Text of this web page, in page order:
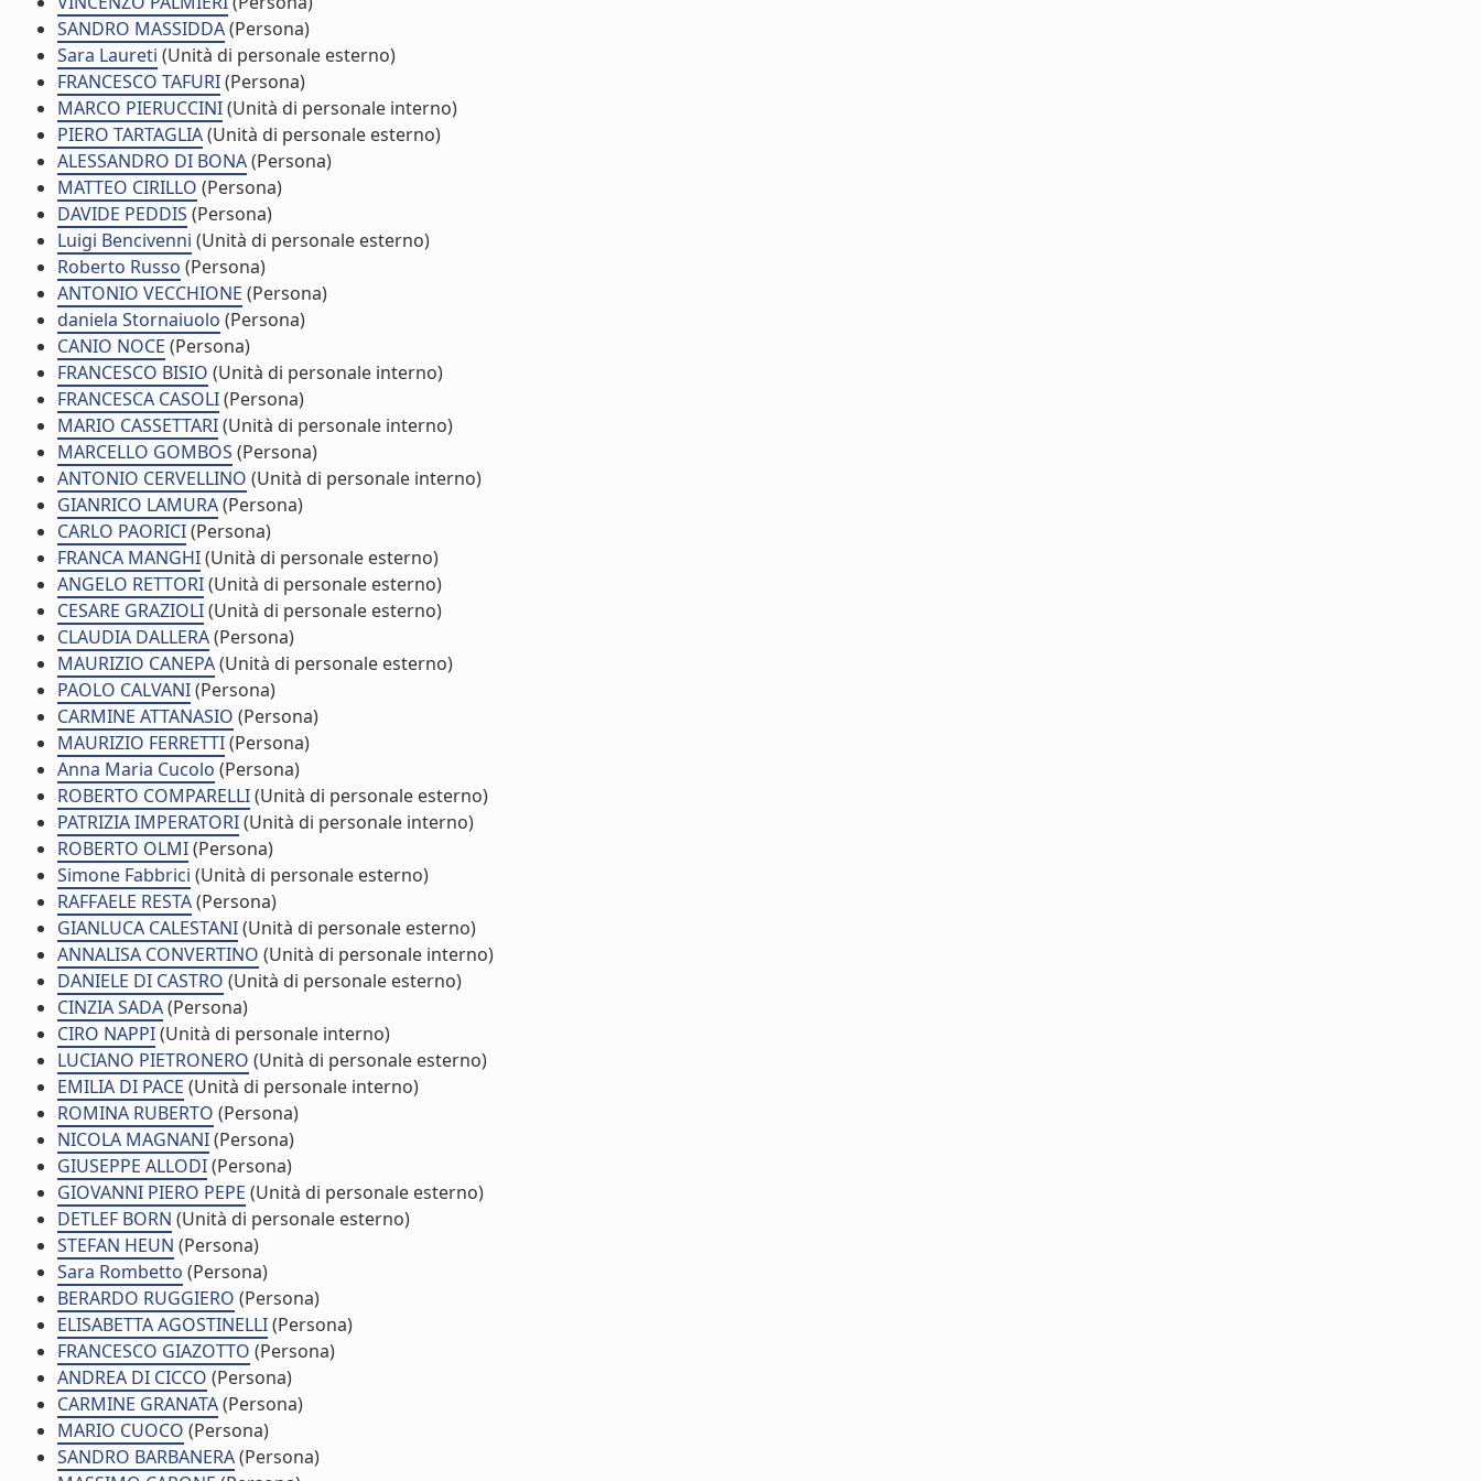
SANDRO MASSIDDA(Persona)
Sara Laureti (Unità di personale esterno)
FRANCESCO TAFURI(Persona)
MARCO PIERUCCINI(Unità di personale interno)
PIERO TARTAGLIA(Unità di personale esterno)
ALESSANDRO DI BONA(Persona)
MATTEO CIRILLO (Persona)
DAVIDE PEDDIS (Persona)
Luigi Bencivenni (Unità di personale esterno)
Roberto Russo (Persona)
ANTONIO VECCHIONE (Persona)
daniela Stornaiuolo (Persona)
CANIO NOCE (Persona)
FRANCESCO BISIO (Unità di personale interno)
FRANCESCA CASOLI(Persona)
MARIO CASSETTARI(Unità di personale interno)
MARCELLO GOMBOS (Persona)
ANTONIO CERVELLINO (Unità di personale interno)
GIANRICO LAMURA(Persona)
CARLO PAORICI(Persona)
FRANCA MANGHI(Unità di personale esterno)
ANGELO RETTORI(Unità di personale esterno)
CESARE GRAZIOLI(Unità di personale esterno)
CLAUDIA DALLERA(Persona)
MAURIZIO CANEPA(Unità di personale esterno)
PAOLO CALVANI(Persona)
CARMINE ATTANASIO (Persona)
MAURIZIO FERRETTI(Persona)
Anna Maria Cucolo (Persona)
ROBERTO COMPARELLI(Unità di personale esterno)
PATRIZIA IMPERATORI(Unità di personale interno)
ROBERTO OLMI(Persona)
Simone Fabbrici (Unità di personale esterno)
RAFFAELE RESTA(Persona)
GIANLUCA CALESTANI(Unità di personale esterno)
ANNALISA CONVERTINO (Unità di personale interno)
DANIELE DI CASTRO (Unità di personale esterno)
CINZIA SADA(Persona)
CIRO NAPPI(Unità di personale interno)
LUCIANO PIETRONERO (Unità di personale esterno)
EMILIA DI PACE (Unità di personale interno)
ROMINA RUBERTO (Persona)
NICOLA MAGNANI(Persona)
GIUSEPPE ALLODI(Persona)
GIOVANNI PIERO PEPE (Unità di personale esterno)
DETLEF BORN (Unità di personale esterno)
STEFAN HEUN (Persona)
Sara Rombetto (Persona)
BERARDO RUGGIERO (Persona)
ELISABETTA AGOSTINELLI(Persona)
FRANCESCO GIAZOTTO (Persona)
ANDREA DI CICCO (Persona)
CARMINE GRANATA(Persona)
MARIO CUOCO (Persona)
SANDRO BARBANERA(Persona)